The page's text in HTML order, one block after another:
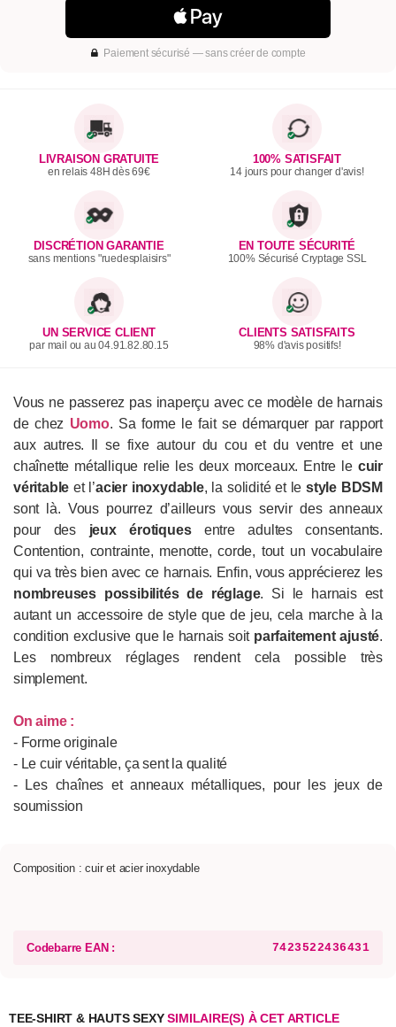
Paiement sécurisé — sans créer de compte
LIVRAISON GRATUITE
en relais 48H dès 69€
100% SATISFAIT
14 jours pour changer d'avis!
DISCRÉTION GARANTIE
sans mentions "ruedesplaisirs"
EN TOUTE SÉCURITÉ
100% Sécurisé Cryptage SSL
UN SERVICE CLIENT
par mail ou au 04.91.82.80.15
CLIENTS SATISFAITS
98% d'avis positifs!
Vous ne passerez pas inaperçu avec ce modèle de harnais
de chez Uomo. Sa forme le fait se démarquer par rapport
aux autres. Il se fixe autour du cou et du ventre et une
chaînette métallique relie les deux morceaux. Entre le cuir
véritable et l’acier inoxydable, la solidité et le style BDSM
sont là. Vous pourrez d’ailleurs vous servir des anneaux
pour des jeux érotiquesentre adultes consentants.
Contention, contrainte, menotte, corde, tout un vocabulaire
qui va très bien avec ce harnais. Enfin, vous apprécierez les
nombreuses possibilités de réglage. Si le harnais est
autant un accessoire de style que de jeu, cela marche à la
condition exclusive que le harnais soit parfaitement ajusté.
Les nombreux réglages rendent cela possible très
simplement.
On aime :
- Forme originale
- Le cuir véritable, ça sent la qualité
- Les chaînes et anneaux métalliques, pour les jeux de
soumission
Composition : cuir et acier inoxydable
Codebarre EAN : 7423522436431
TEE-SHIRT & HAUTS SEXYSIMILAIRE(S) À CET ARTICLE